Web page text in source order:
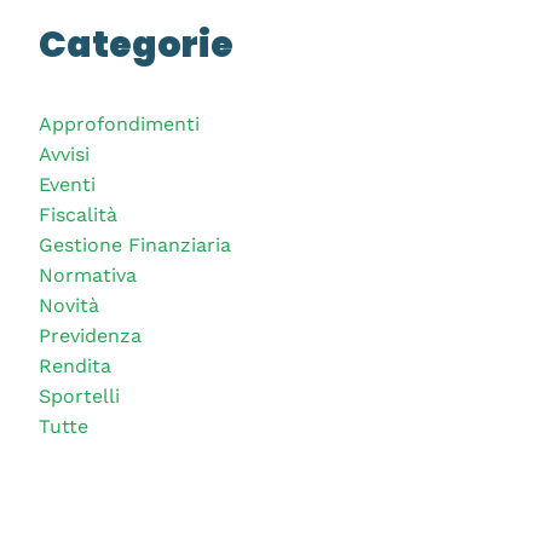
Categorie
Approfondimenti
Avvisi
Eventi
Fiscalità
Gestione Finanziaria
Normativa
Novità
Previdenza
Rendita
Sportelli
Tutte